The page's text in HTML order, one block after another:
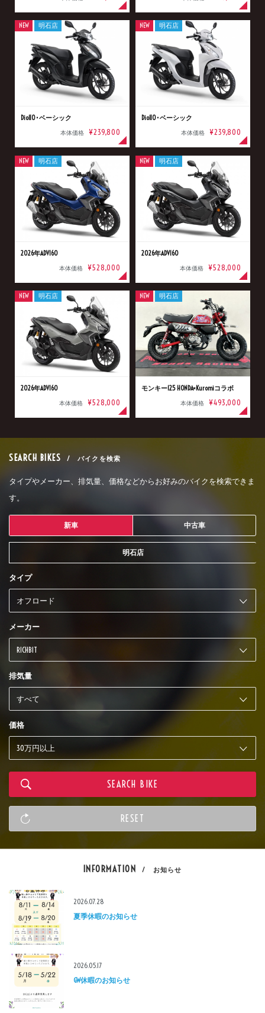
Dio110･ベーシック
本体価格 ¥239,800
NEW 明石店
Dio110･ベーシック
本体価格 ¥239,800
NEW 明石店
2026年ADV160
本体価格 ¥528,000
NEW 明石店
2026年ADV160
本体価格 ¥528,000
NEW 明石店
2026年ADV160
本体価格 ¥528,000
NEW 明石店
モンキー125 HONDA×Kuromiコラボ
本体価格 ¥493,000
NEW 明石店
SEARCH BIKES / バイクを検索
タイプやメーカー、排気量、価格などからお好みのバイクを検索できま
す。
新車 中古車
明石店
タイプ
メーカー
排気量
価格
INFORMATION / お知らせ
2026.07.28
夏季休暇のお知らせ
2026.05.17
GW休暇のお知らせ